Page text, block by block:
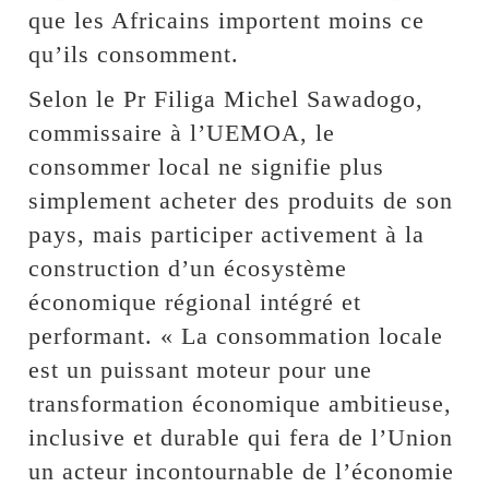
que les Africains importent moins ce
qu’ils consomment.
Selon le Pr Filiga Michel Sawadogo,
commissaire à l’UEMOA, le
consommer local ne signifie plus
simplement acheter des produits de son
pays, mais participer activement à la
construction d’un écosystème
économique régional intégré et
performant. « La consommation locale
est un puissant moteur pour une
transformation économique ambitieuse,
inclusive et durable qui fera de l’Union
un acteur incontournable de l’économie